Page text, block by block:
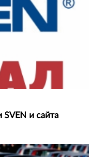
SVEN и сайта